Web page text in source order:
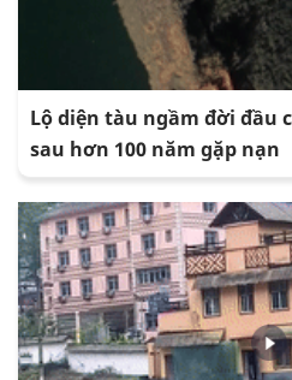
Lộ diện tàu ngầm đời đầu
sau hơn 100 năm gặp nạn